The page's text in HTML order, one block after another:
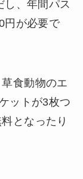
、年間パス
円が必要で
食動物のエ
ットが3枚つ
となったり